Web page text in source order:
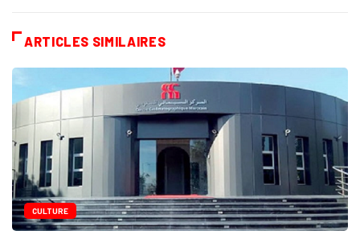
ARTICLES SIMILAIRES
CULTURE